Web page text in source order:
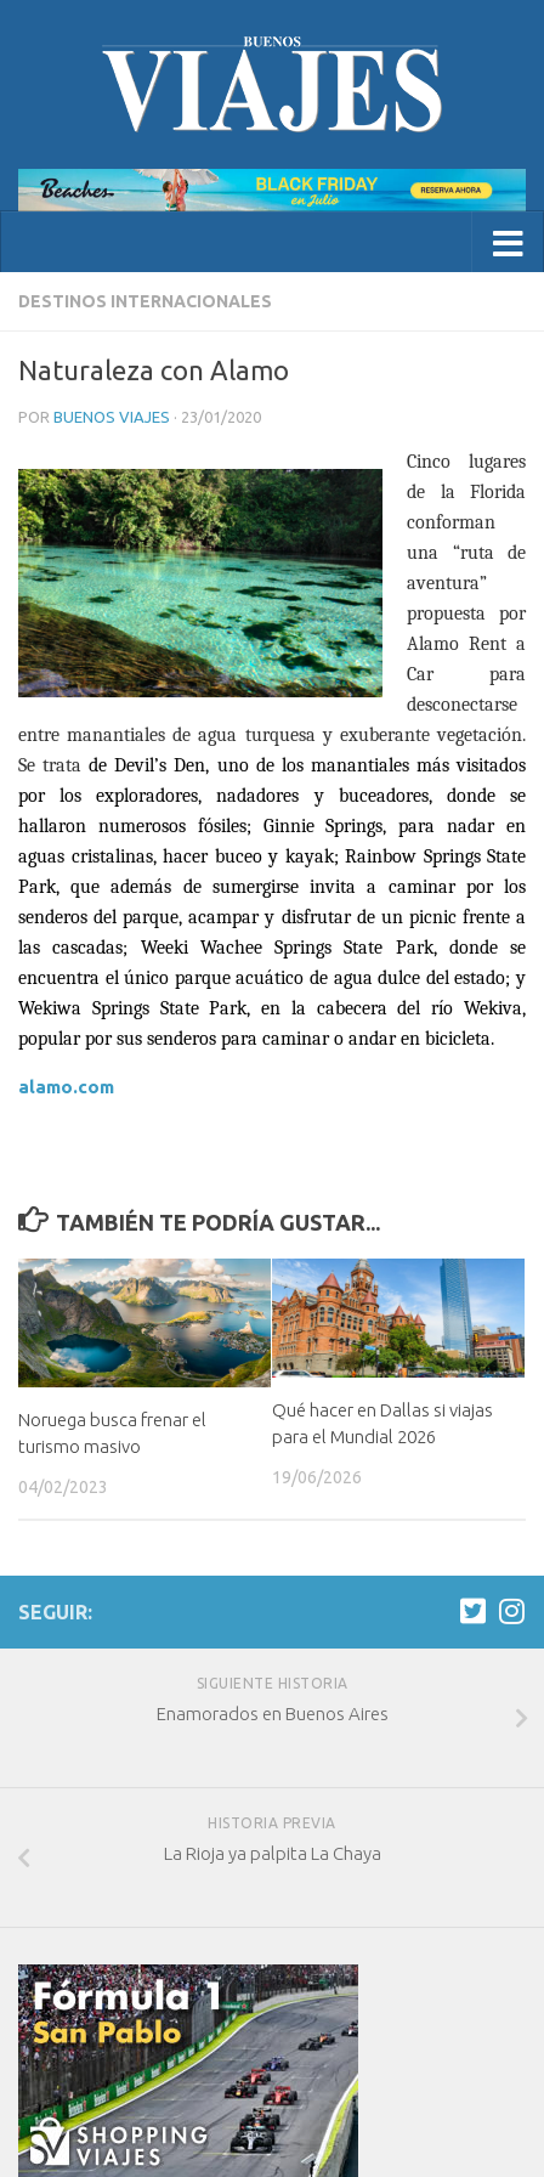
DESTINOS INTERNACIONALES
Naturaleza con Alamo
POR BUENOS VIAJES · 23/01/2020
Cinco lugares
de la Florida
conforman
una “ruta de
aventura”
propuesta por
Alamo Rent a
Car para
desconectarse
entre manantiales de agua turquesa y exuberante vegetación.
Se tratade Devil’s Den, uno de los manantiales más visitados
por los exploradores, nadadores y buceadores, donde se
hallaron numerosos fósiles; Ginnie Springs, para nadar en
aguas cristalinas, hacer buceo y kayak; Rainbow Springs State
Park, que además de sumergirse invita a caminar por los
senderos del parque, acampar y disfrutar de un picnic frente a
las cascadas; Weeki Wachee Springs State Park, donde se
encuentra elúnico parque acuático de agua dulce del estado; y
Wekiwa Springs State Park, en la cabecera del río Wekiva,
popular por sus senderos para caminar o andar en bicicleta.
alamo.com
TAMBIÉN TE PODRÍA GUSTAR...
Noruega busca frenar el
turismo masivo
04/02/2023
Qué hacer en Dallas si viajas
para el Mundial 2026
19/06/2026
SEGUIR:
SIGUIENTE HISTORIA
Enamorados en Buenos Aires
HISTORIA PREVIA
La Rioja ya palpita La Chaya